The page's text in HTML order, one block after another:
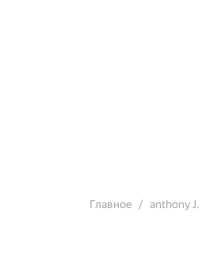
Главное anthony J.